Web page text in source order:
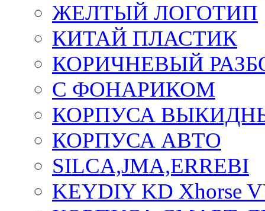
ЖЕЛТЫЙ ЛОГОТИП
КИТАЙ ПЛАСТИК
КОРИЧНЕВЫЙ
С ФОНАРИКОМ
КОРПУСА
КОРПУСА АВТО
SILCA,JMA,ERREBI
KEYDIY KD Xhorse